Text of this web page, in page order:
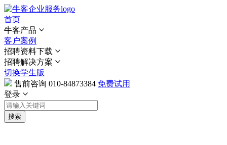
首页
牛客产品
客户案例
招聘资料下载
招聘解决方案
切换学生版
售前咨询 010-84873384 免费试用
登录
搜索